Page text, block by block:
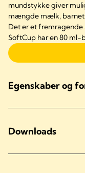
mundstykke giver
mængde mælk, barnet
Det er et
SoftCup har en 80 ml-
Egenskaber og
Downloads